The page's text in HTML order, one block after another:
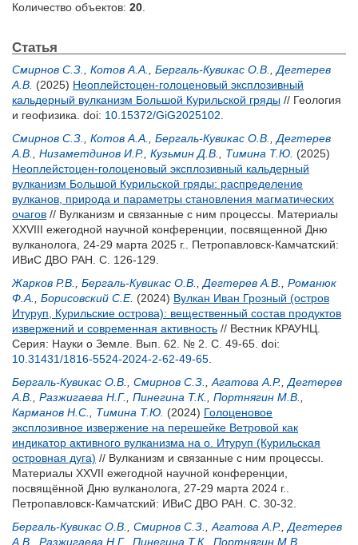
Количество объектов: 20
Статья
Смирнов С.З. Котов А.А. Бергаль-Кувикас О.В.
Дегтерев
А.В. (2025) Неоплейстоцен-голоценовый эксплозивный
кальдерный вулканизм Большой Курильской гряды // Геология
и геофизика. doi: 10.15372/GiG2025102
Смирнов С.З.
Котов А.А. Бергаль-Кувикас О.В.
Дегтерев
А.В.
Низаметдинов И.Р. Кузьмин Д.В. Тимина Т.Ю. (2025)
Неоплейстоцен-голоценовый эксплозивный кальдерный
вулканизм Большой Курильской гряды: распределение
вулканов, природа и параметры становления магматических
очагов // Вулканизм и связанные с ним процессы. Материалы
XXVIII ежегодной научной конференции, посвященной Дню
вулканолога, 24-29 марта 2025 г.. Петропавловск-Камчатский:
ИВиС ДВО РАН. С. 126-129.
Жарков Р.В.
Бергаль-Кувикас О.В. Дегтерев А.В.
Романюк
Ф.А.
Борисовский С.Е. (2024) Вулкан Иван Грозный (остров
Итуруп, Курильские острова): вещественный состав продуктов
извержений и современная активность // Вестник КРАУНЦ.
Серия: Науки о Земле. Вып. 62. № 2. С. 49-65. doi:
10.31431/1816-5524-2024-2-62-49-65
Бергаль-Кувикас О.В.
Смирнов С.З. Агатова А.Р. Дегтерев
А.В.
Разжигаева Н.Г. Пинегина Т.К. Портнягин М.В.
Карманов Н.С.
Тимина Т.Ю. (2024) Голоценовое
эксплозивное извержение на перешейке Ветровой как
индикатор активного вулканизма на о. Итуруп (Курильская
островная дуга) // Вулканизм и связанные с ним процессы.
Материалы XXVII ежегодной научной конференции,
посвящённой Дню вулканолога, 27-29 марта 2024 г..
Петропавловск-Камчатский: ИВиС ДВО РАН. С. 30-32.
Бергаль-Кувикас О.В.
Смирнов С.З. Агатова А.Р. Дегтерев
А.В.
Разжигаева Н.Г. Пинегина Т.К. Портнягин М.В.